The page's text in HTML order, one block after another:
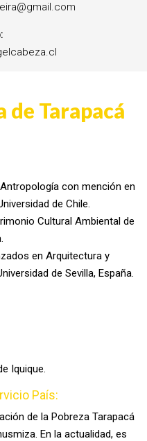
de Tarapacá
con mención en
de Chile.
Cultural Ambiental de
en Arquitectura y
de Sevilla, España.
Iquique.
País:
de la Pobreza Tarapacá
En la actualidad, es